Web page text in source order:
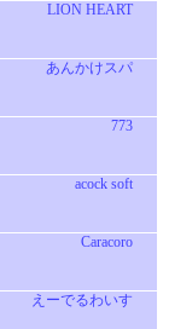
LION HEART
あんかけスパ
773
acock soft
Caracoro
えーでるわいす